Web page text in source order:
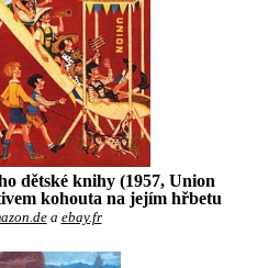
dětské knihy (1957, Union
kohouta na jejím hřbetu
a ebay.fr